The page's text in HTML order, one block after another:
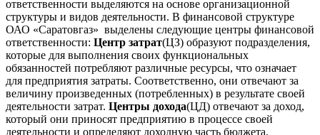
ответственности выделяются на основе организационной
структуры и видов деятельности. В финансовой структуре
ОАО «Саратовгаз» выделены следующие центры финансовой
ответственности: Центр затрат(ЦЗ) образуют подразделения,
которые для выполнения своих функциональных
обязанностей потребляют различные ресурсы, что означает
для предприятия затраты. Соответственно, они отвечают за
величину произведенных (потребленных) в результате своей
деятельности затрат. Центры дохода(ЦД) отвечают за доход,
который они приносят предприятию в процессе своей
деятельности и определяют доходную часть бюджета.